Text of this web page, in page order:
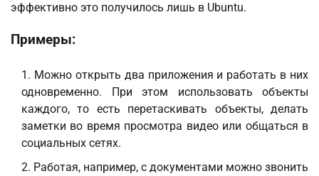
эффективно это получилось лишь в Ubuntu.
Примеры:
Можно открыть два приложения и работать в них
одновременно. При этом использовать объекты
каждого, то есть перетаскивать объекты, делать
заметки во время просмотра видео или общаться в
социальных сетях.
Работая, например, с документами можно звонить